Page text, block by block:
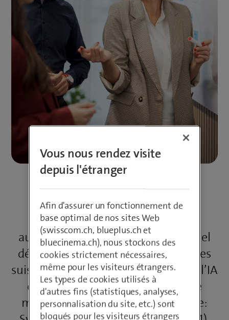
L’intelligence artificielle devient
aujourd’hui un facteur concurrentiel
décisif, y compris pour les entreprises
suisses. Elles sont 77% à attendre de l’IA
davantage d’efficacité et 46% une
meilleure expérience client (source:
Vous nous rendez visite
depuis l'étranger
Afin d'assurer un fonctionnement de
base optimal de nos sites Web
(swisscom.ch, blueplus.ch et
bluecinema.ch), nous stockons des
cookies strictement nécessaires,
même pour les visiteurs étrangers.
Les types de cookies utilisés à
d'autres fins (statistiques, analyses,
personnalisation du site, etc.) sont
bloqués pour les visiteurs étrangers